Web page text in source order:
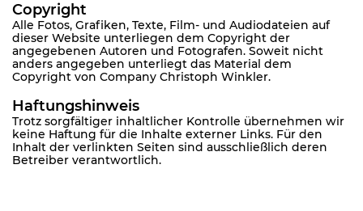
Copyright
Alle Fotos, Grafiken, Texte, Film- und Audiodateien auf
dieser Website unterliegen dem Copyright der
angegebenen Autoren und Fotografen. Soweit nicht
anders angegeben unterliegt das Material dem
Copyright von Company Christoph Winkler.
Haftungshinweis
Trotz sorgfältiger inhaltlicher Kontrolle übernehmen wir
keine Haftung für die Inhalte externer Links. Für den
Inhalt der verlinkten Seiten sind ausschließlich deren
Betreiber verantwortlich.